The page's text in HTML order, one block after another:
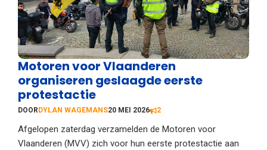
Motoren voor Vlaanderen
organiseren geslaagde eerste
protestactie
DOOR DYLAN WAGEMANS20 MEI 2026 2
Afgelopen zaterdag verzamelden de Motoren voor
Vlaanderen (MVV) zich voor hun eerste protestactie aan